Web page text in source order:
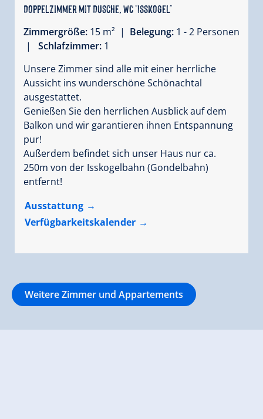
Doppelzimmer mit Dusche, WC "Isskogel"
Zimmergröße: 15 m² | Belegung: 1 - 2 Personen
|
Schlafzimmer: 1
Unsere Zimmer sind alle mit einer herrliche
Aussicht ins wunderschöne Schönachtal
ausgestattet.
Genießen Sie den herrlichen Ausblick auf dem
Balkon und wir garantieren ihnen Entspannung
pur!
Außerdem befindet sich unser Haus nur ca.
250m von der Isskogelbahn (Gondelbahn)
entfernt!
Ausstattung
Verfügbarkeitskalender
Weitere Zimmer und Appartements